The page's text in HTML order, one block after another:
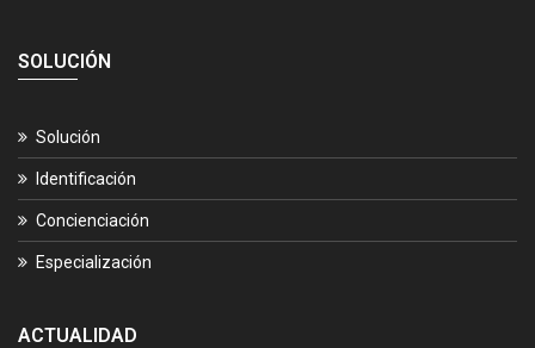
SOLUCIÓN
Solución
Identificación
Concienciación
Especialización
ACTUALIDAD